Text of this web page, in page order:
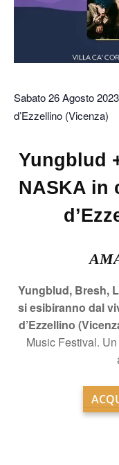
Sabato 26 Agosto
d’Ezzellino (Vicenza)
Yungblud
NASKA in
Yungblud, Bresh,
si esibiranno dal
d’Ezzellino
Music Festival.